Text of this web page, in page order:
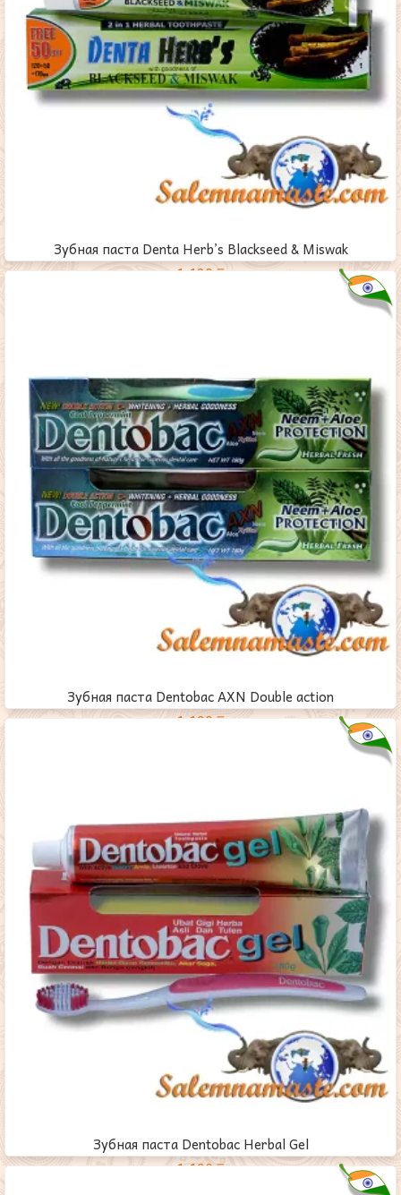
Зубная паста Denta Herb’s Blackseed & Miswak
1,120₸
Зубная паста Dentobac AXN Double action
1,190₸
Зубная паста Dentobac Herbal Gel
1,190₸